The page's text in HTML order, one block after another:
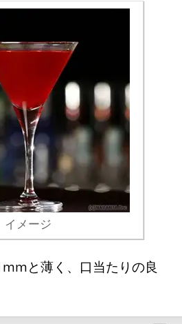
イメージ
と薄く、口当たりの良